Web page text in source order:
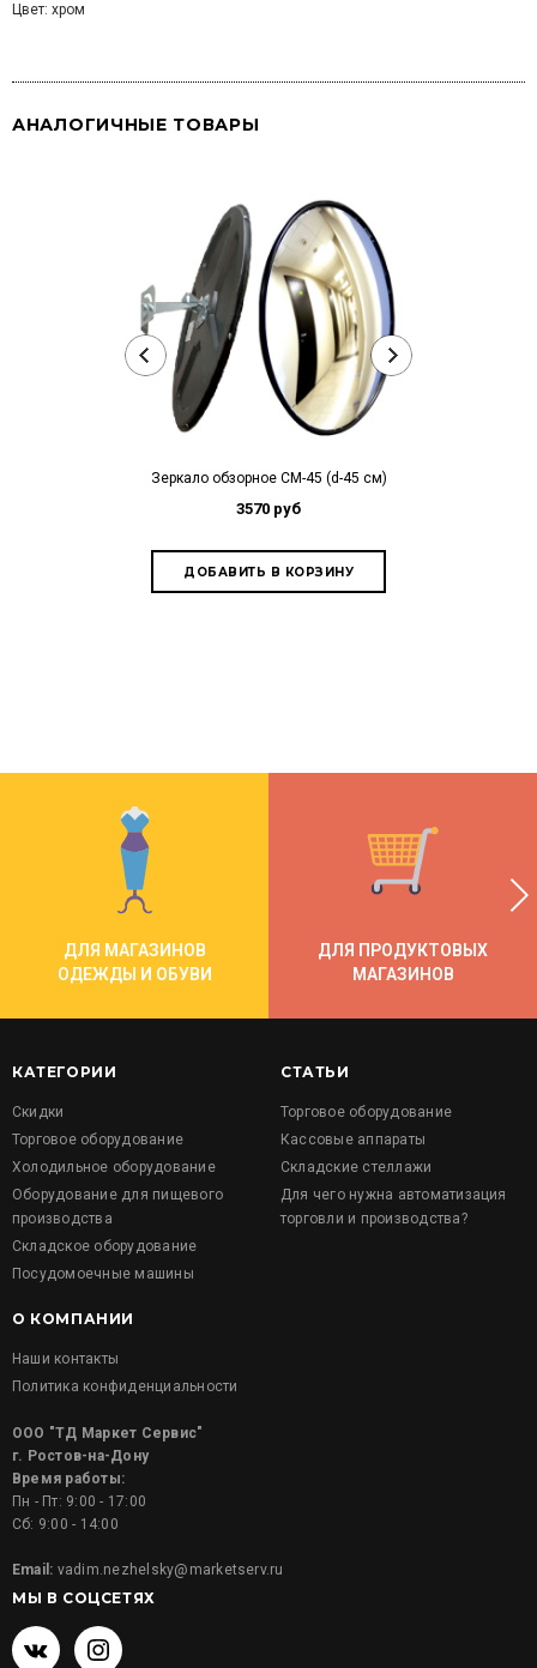
Цвет: хром
АНАЛОГИЧНЫЕ ТОВАРЫ
Зеркало обзорное СМ-45 (d-45 см)
3570 руб
ДЛЯ МАГАЗИНОВ
ОДЕЖДЫ И ОБУВИ
ДЛЯ ПРОДУКТОВЫХ
МАГАЗИНОВ
КАТЕГОРИИ
Скидки
Торговое оборудование
Холодильное оборудование
Оборудование для пищевого
производства
Складское оборудование
Посудомоечные машины
СТАТЬИ
Торговое оборудование
Кассовые аппараты
Складские стеллажи
Для чего нужна автоматизация
торговли и производства?
О КОМПАНИИ
Наши контакты
Политика конфиденциальности
ООО "ТД Маркет Сервис"
г. Ростов-на-Дону
Время работы:
Пн - Пт: 9:00 - 17:00
Сб: 9:00 - 14:00
Email: vadim.nezhelsky@marketserv.ru
МЫ В СОЦСЕТЯХ